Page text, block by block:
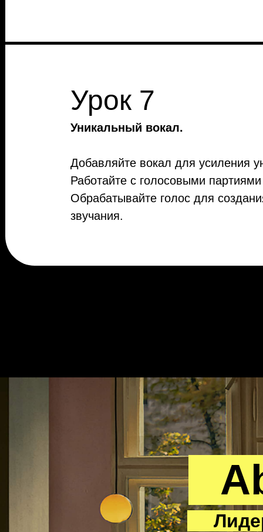
Лидер
Урок 7
Уникальный вокал.
Добавляйте вокал для усиления
Работайте с голосовыми
Обрабатывайте голос для
звучания.